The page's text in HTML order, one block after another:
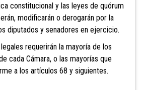
constitucional y las leyes de quórum
modificarán o derogarán por la
diputados y senadores en ejercicio.
requerirán la mayoría de los
cada Cámara, o las mayorías que
a los artículos 68 y siguientes.